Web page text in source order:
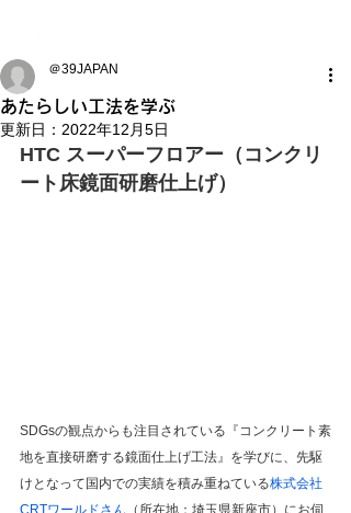
あたらしい工法を学ぶ
＠39JAPAN
更新日： 2022年12月5日
HTC スーパーフロアー（コンクリ
ート床鏡面研磨仕上げ）
SDGsの観点からも注目されている『コンクリート素
地を直接研磨する鏡面仕上げ工法』を学びに、先駆
けとなって国内での実績を積み重ねている株式会社
CRTワールドさん （所在地：埼玉県新座市）にお伺